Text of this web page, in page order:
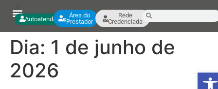
AutoatendimentoÁrea do
Prestador
Rede
Credenciada
Dia: 1 de junho de
2026